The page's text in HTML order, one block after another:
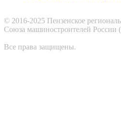
© 2016-2025 Пензенское
Cоюза машиностроителей
Все права защищены.